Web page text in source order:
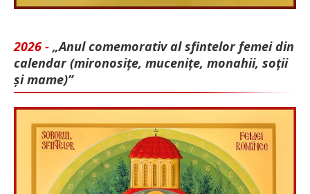
2026 - „Anul comemorativ al sfintelor femei din
calendar (mironosițe, mu­cenițe, monahii, soții
și mame)”